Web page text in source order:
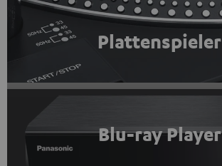
Plattenspieler
Blu-ray Player